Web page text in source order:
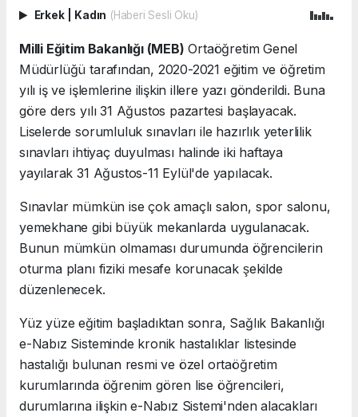
Erkek Kadın (Haberi Sesli Oku)
Milli Eğitim Bakanlığı (MEB) Ortaöğretim Genel
Müdürlüğü tarafından, 2020-2021 eğitim ve öğretim
yılı iş ve işlemlerine ilişkin illere yazı gönderildi. Buna
göre ders yılı 31 Ağustos pazartesi başlayacak.
Liselerde sorumluluk sınavları ile hazırlık yeterlilik
sınavları ihtiyaç duyulması halinde iki haftaya
yayılarak 31 Ağustos-11 Eylül'de yapılacak.
Sınavlar mümkün ise çok amaçlı salon, spor salonu,
yemekhane gibi büyük mekanlarda uygulanacak.
Bunun mümkün olmaması durumunda öğrencilerin
oturma planı fiziki mesafe korunacak şekilde
düzenlenecek.
Yüz yüze eğitim başladıktan sonra, Sağlık Bakanlığı
e-Nabız Sisteminde kronik hastalıklar listesinde
hastalığı bulunan resmi ve özel ortaöğretim
kurumlarında öğrenim gören lise öğrencileri,
durumlarına ilişkin e-Nabız Sistemi'nden alacakları